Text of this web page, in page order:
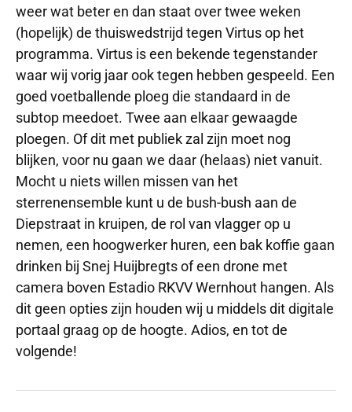
weer wat beter en dan staat over twee weken
(hopelijk) de thuiswedstrijd tegen Virtus op het
programma. Virtus is een bekende tegenstander
waar wij vorig jaar ook tegen hebben gespeeld. Een
goed voetballende ploeg die standaard in de
subtop meedoet. Twee aan elkaar gewaagde
ploegen. Of dit met publiek zal zijn moet nog
blijken, voor nu gaan we daar (helaas) niet vanuit.
Mocht u niets willen missen van het
sterrenensemble kunt u de bush-bush aan de
Diepstraat in kruipen, de rol van vlagger op u
nemen, een hoogwerker huren, een bak koffie gaan
drinken bij Snej Huijbregts of een drone met
camera boven Estadio RKVV Wernhout hangen. Als
dit geen opties zijn houden wij u middels dit digitale
portaal graag op de hoogte. Adios, en tot de
volgende!